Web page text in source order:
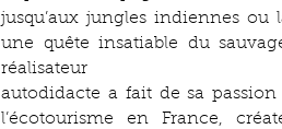
jusqu’aux jungles indiennes
une quête insatiable du
réalisateur
autodidacte a fait de sa
l’écotourisme en France,